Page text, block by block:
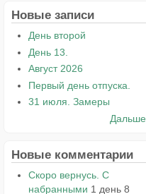
Новые записи
День второй
День 13.
Август 2026
Первый день отпуска.
31 июля. Замеры
Дальше
Новые комментарии
Скоро вернусь. С
набранными 1 день 8